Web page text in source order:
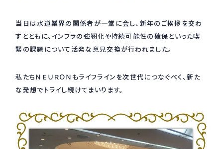
製品＆サービス Products&Service
研究開発 R&D
採用情報 Recruit
当日は水道業界の関係者が一堂に会し、新年のご挨拶を交わ
すとともに、インフラの強靭化や持続可能性の確保といった喫
緊の課題について活発な意見交換が行われました。
私たちＮＥＵＲＯＮもライフラインを次世代につなぐべく、新た
な発想でトライし続けてまいります。